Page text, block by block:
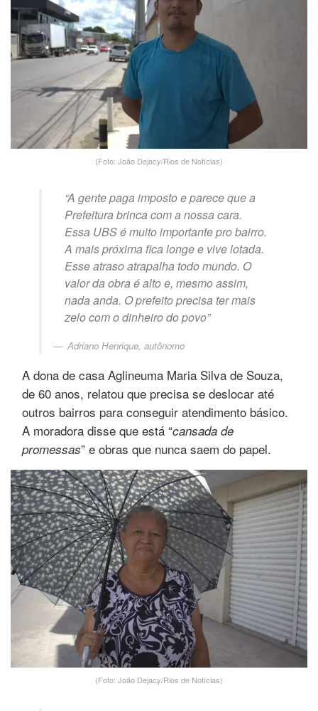
(Foto: João Dejacy/Rios de Notícias)
“A gente paga imposto e parece que a
Prefeitura brinca com a nossa cara.
Essa UBS é muito importante pro bairro.
A mais próxima fica longe e vive lotada.
Esse atraso atrapalha todo mundo. O
valor da obra é alto e, mesmo assim,
nada anda. O prefeito precisa ter mais
zelo com o dinheiro do povo”
Adriano Henrique, autônomo
A dona de casa Aglineuma Maria Silva de Souza,
de 60 anos, relatou que precisa se deslocar até
outros bairros para conseguir atendimento básico.
A moradora disse que está “cansada de
promessas” e obras que nunca saem do papel.
(Foto: João Dejacy/Rios de Notícias)